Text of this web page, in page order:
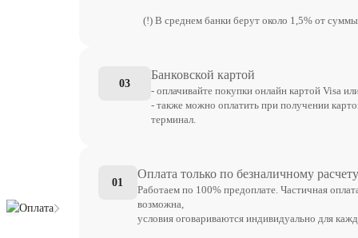
Оплата
(!) В среднем банки берут около 1,5% от
03
Банковской картой
- оплачивайте покупки онлайн картой Visa
- также можно оплатить при получении
терминал.
01
Оплата только по безналичному расчету
Работаем по 100% предоплате. Частичная
возможна,
условия оговариваются индивидуально для